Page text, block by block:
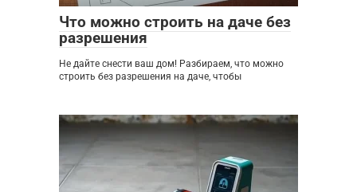
Что можно строить на даче без
разрешения
Не дайте снести ваш дом! Разбираем, что можно
строить без разрешения на даче, чтобы